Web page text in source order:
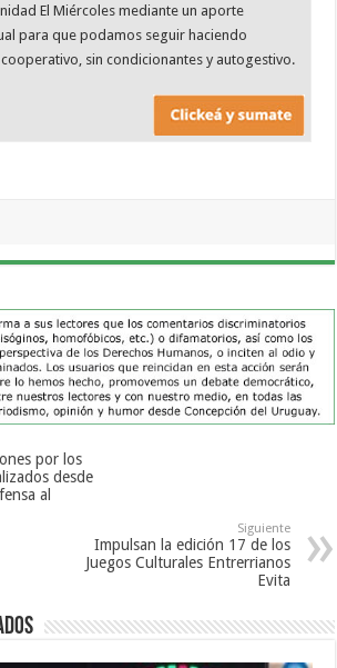
El Miércoles mediante un aporte
para que podamos seguir haciendo
sin condicionantes y autogestivo.
por los
desde
al
Siguiente
Impulsan la edición 17 de los
Juegos Culturales Entrerrianos
Evita